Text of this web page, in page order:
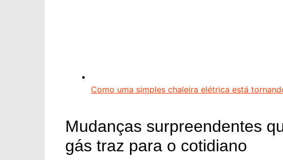
Como uma simples chaleira elétrica está
Mudanças surpreendentes
gás traz para o cotidiano